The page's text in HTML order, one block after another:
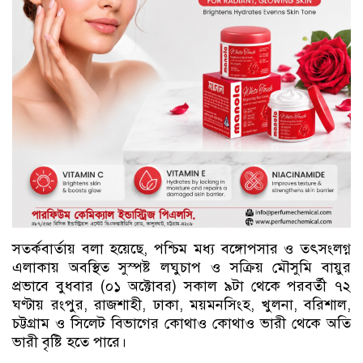
সতর্কবার্তায় বলা হয়েছে, পশ্চিম মধ্য বঙ্গোপসার ও তৎসংলগ্ন
এলাকায় অবস্থিত সুস্পষ্ট লঘুচাপ ও সক্রিয় মৌসুমি বায়ুর
প্রভাবে বুধবার (০১ অক্টোবর) সকাল ৯টা থেকে পরবর্তী ৭২
ঘণ্টায় রংপুর, রাজশাহী, ঢাকা, ময়মনসিংহ, খুলনা, বরিশাল,
চট্টগ্রাম ও সিলেট বিভাগের কোথাও কোথাও ভারী থেকে অতি
ভারী বৃষ্টি হতে পারে।